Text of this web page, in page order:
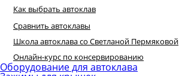
Как выбрать автоклав
Сравнить автоклавы
Школа автоклава со Светланой Пермяковой
Онлайн-курс по консервированию
Оборудование для автоклава